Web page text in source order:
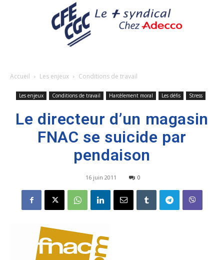
Accueil Les enjeux Conditions de travail
Les enjeux Conditions de travail Harcèlement moral Les défis Stress
Le directeur d’un magasin
FNAC se suicide par
pendaison
16 juin 2011 0